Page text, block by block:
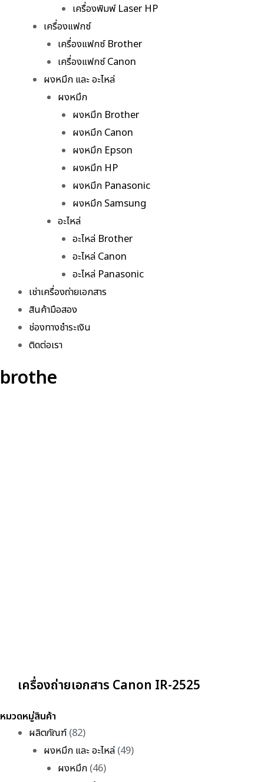
เครื่องพิมพ์ Laser HP
เครื่องแฟกซ์
เครื่องแฟกซ์ Brother
เครื่องแฟกซ์ Canon
ผงหมึก และ อะไหล่
ผงหมึก
ผงหมึก Brother
ผงหมึก Canon
ผงหมึก Epson
ผงหมึก HP
ผงหมึก Panasonic
ผงหมึก Samsung
อะไหล่
อะไหล่ Brother
อะไหล่ Canon
อะไหล่ Panasonic
เช่าเครื่องถ่ายเอกสาร
สินค้ามือสอง
ช่องทางชำระเงิน
ติดต่อเรา
brothe
เครื่องถ่ายเอกสาร Canon IR-2525
หมวดหมู่สินค้า
ผลิตภัณฑ์ (82)
ผงหมึก และ อะไหล่(49)
ผงหมึก (46)